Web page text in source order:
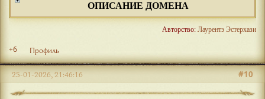
ОПИСАНИЕ ДОМЕНА
Авторство: Лаурентэ Эстерхази
+6 Профиль
#10
25-01-2026, 21:46:16